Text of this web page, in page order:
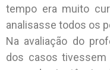
tempo era muito
analisasse todos os
Na avaliação do
dos casos